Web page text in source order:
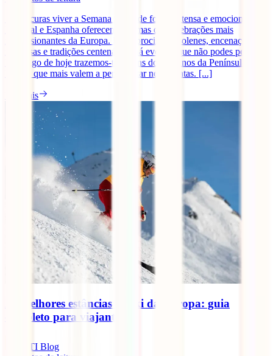
Se procuras viver a Semana Santa de forma intensa e emocionante,
Portugal e Espanha oferecem algumas das celebrações mais
impressionantes da Europa. Entre procissões solenes, encenações
religiosas e tradições centenárias, há eventos que não podes perder.
No artigo de hoje trazemos-te alguns dos destinos da Península
Ibérica que mais valem a pena visitar nestas datas. [...]
Ler mais
As melhores estâncias de ski da Europa: guia
completo para viajantes
IATI Blog